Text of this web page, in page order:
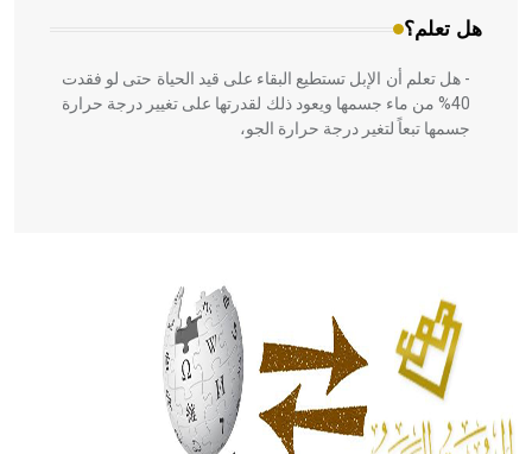
هل تعلم؟
- هل تعلم أن الإبل تستطيع البقاء على قيد الحياة حتى لو فقدت
40% من ماء جسمها ويعود ذلك لقدرتها على تغيير درجة حرارة
جسمها تبعاً لتغير درجة حرارة الجو،
الحكم، الأدلة، تنظيم التغذية، ورسالته في جروح الرأس. ويعود
له الفضل بأنه حرر الطب من الدين والفلسفة.
- هل تعلم أن المرجان إفراز حيواني يتكون في البحر ويتركب